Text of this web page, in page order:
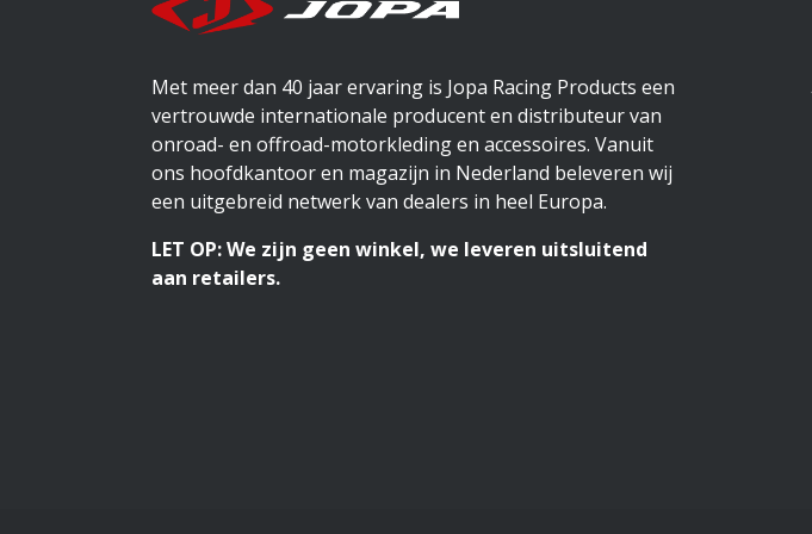
Met meer dan 40 jaar ervaring is Jopa Racing Products een
vertrouwde internationale producent en distributeur van
onroad- en offroad-motorkleding en accessoires. Vanuit
ons hoofdkantoor en magazijn in Nederland beleveren wij
een uitgebreid netwerk van dealers in heel Europa.
LET OP: We zijn geen winkel, we leveren uitsluitend
aan retailers.